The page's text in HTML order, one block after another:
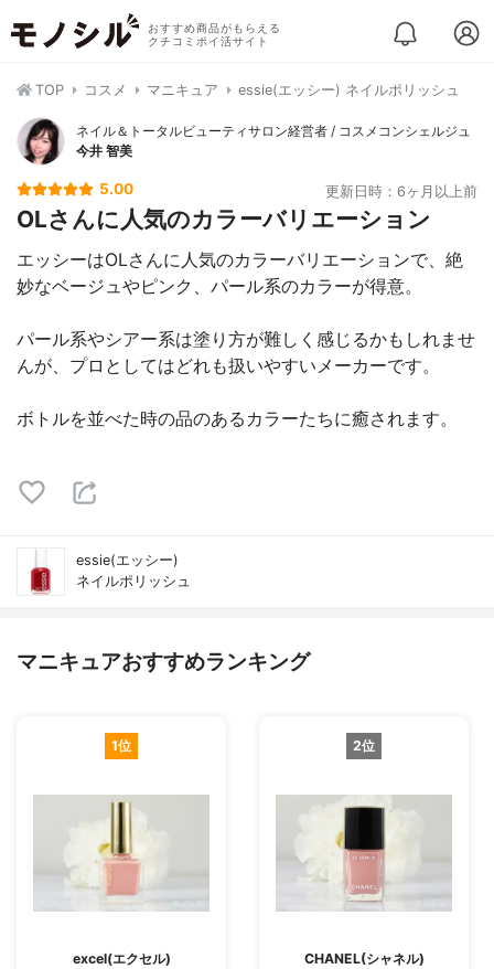
おすすめ商品がもらえる
クチコミポイ活サイト
TOP コスメ マニキュア essie(エッシー) ネイルポリッシュ
ネイル＆トータルビューティサロン経営者 / コスメコンシェルジュ
今井 智美
5.00 更新日時：6ヶ月以上前
OLさんに人気のカラーバリエーション
エッシーはOLさんに人気のカラーバリエーションで、絶
妙なベージュやピンク、パール系のカラーが得意。
パール系やシアー系は塗り方が難しく感じるかもしれませ
んが、プロとしてはどれも扱いやすいメーカーです。
ボトルを並べた時の品のあるカラーたちに癒されます。
essie(エッシー)
ネイルポリッシュ
マニキュアおすすめランキング
1位
excel(エクセル)
2位
CHANEL(シャネル)